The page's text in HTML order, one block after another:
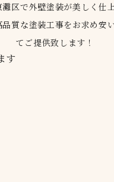
区で外壁塗装が美しく仕
品質な塗装工事をお求め安
てご提供致します！
す